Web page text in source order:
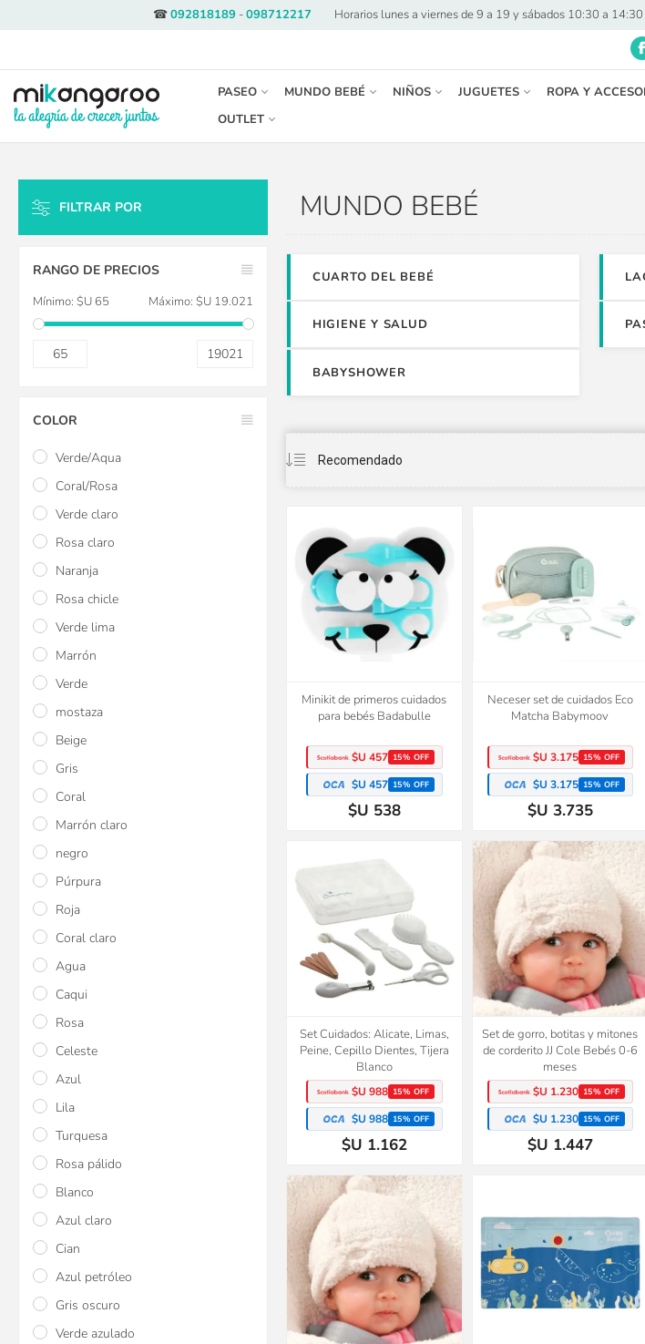
☎092818189-098712217 Horarios lunes a viernes de 9 a 19 y sábados 10:30 a 14:30
PASEO MUNDO BEBÉ NIÑOS JUGUETES ROPA Y
OUTLET
MUNDO BEBÉ
CUARTO DEL BEBÉ
HIGIENE Y SALUD
BABYSHOWER
Minikit de primeros cuidados
para bebés Badabulle
$U 457 15% OFF
$U 457 15% OFF
$U 538
Neceser set de cuidados Eco
Matcha Babymoov
$U 3.175 15% OFF
$U 3.175 15% OFF
$U 3.735
Set Cuidados: Alicate, Limas,
Peine, Cepillo Dientes, Tijera
Blanco
$U 988 15% OFF
$U 988 15% OFF
$U 1.162
Set de gorro, botitas y mitones
de corderito JJ Cole Bebés 0-6
meses
$U 1.230 15% OFF
$U 1.230 15% OFF
$U 1.447
FILTRAR POR
RANGO DE PRECIOS
Mínimo: $U 65 Máximo: $U 19.021
65 19021
COLOR
Verde/Aqua
Coral/Rosa
Verde claro
Rosa claro
Naranja
Rosa chicle
Verde lima
Marrón
Verde
mostaza
Beige
Gris
Coral
Marrón claro
negro
Púrpura
Roja
Coral claro
Agua
Caqui
Rosa
Celeste
Azul
Lila
Turquesa
Rosa pálido
Blanco
Azul claro
Cian
Azul petróleo
Gris oscuro
Verde azulado